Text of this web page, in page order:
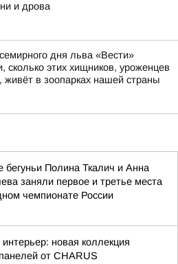
и дрова
дня льва «Вести»
сколько этих хищников, уроженцев
живёт в зоопарках нашей страны
бегуньи Полина Ткалич и Анна
заняли первое и третье места
чемпионате России
новая коллекция
от CHARUS